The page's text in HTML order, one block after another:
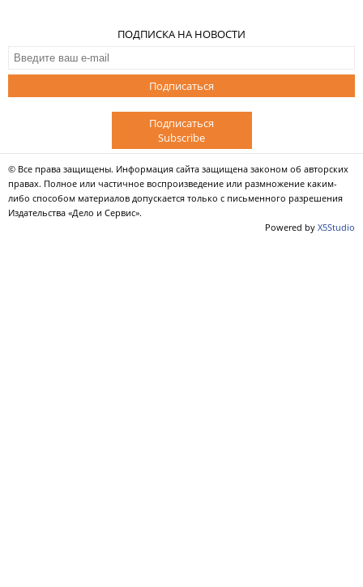
ПОДПИСКА НА НОВОСТИ
Подписаться
Подписаться
Subscribe
© Все права защищены. Информация сайта защищена законом об авторских
правах. Полное или частичное воспроизведение или размножение каким-
либо способом материалов допускается только с письменного разрешения
Издательства «Дело и Сервис».
Powered by X5Studio